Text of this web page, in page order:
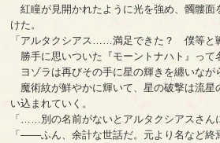
紅瞳が見開かれたように光を強め、髑髏面
けた。
「アルタクシアス……満足できた？ 僕等と
勝手に思いついた『モーントナハト』って
ヨゾラは再びその手に星の輝きを纏いなが
魔術紋が鮮やかに輝いて、星の破撃は流星
い込まれていく。
「……別の名前がないとアルタクシアスさん
「――ふん、余計な世話だ。元より名など終